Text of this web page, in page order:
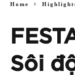
Home
Sôi